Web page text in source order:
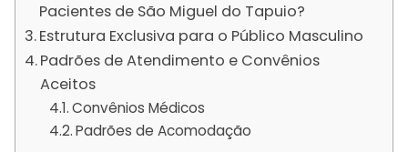
Pacientes de São Miguel do Tapuio?
Estrutura Exclusiva para o Público Masculino
Padrões de Atendimento e Convênios
Aceitos
Convênios Médicos
Padrões de Acomodação